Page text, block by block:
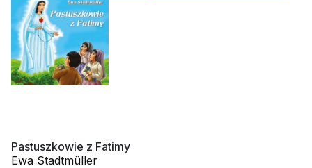
Pastuszkowie z Fatimy
Ewa Stadtmüller